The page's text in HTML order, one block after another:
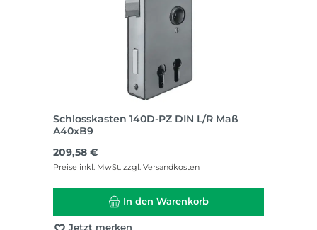
Schlosskasten 140D-PZ DIN L/R Maß
A40xB9
Regulärer Preis:
209,58 €
Preise inkl. MwSt. zzgl. Versandkosten
In den Warenkorb
Jetzt merken